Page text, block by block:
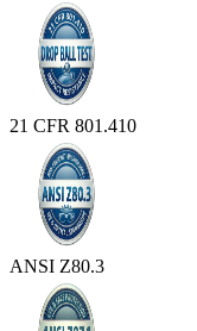
21 CFR 801.410
ANSI Z80.3